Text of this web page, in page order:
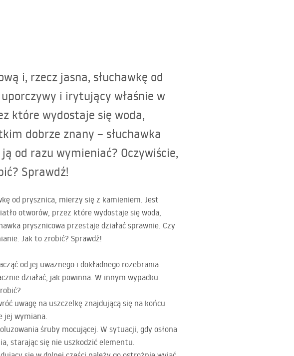
i, rzecz jasna, słuchawkę od
i irytujący właśnie w
które wydostaje się woda,
dobrze znany – słuchawka
od razu wymieniać? Oczywiście,
Sprawdź!
od prysznica, mierzy się z kamieniem. Jest
otworów, przez które wydostaje się woda,
prysznicowa przestaje działać sprawnie. Czy
Jak to zrobić? Sprawdź!
od jej uważnego i dokładnego rozebrania.
działać, jak powinna. W innym wypadku
uwagę na uszczelkę znajdującą się na końcu
jej wymiana.
śruby mocującej. W sytuacji, gdy osłona
starając się nie uszkodzić elementu.